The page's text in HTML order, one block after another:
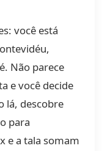
você está
Não parece
e você decide
lá, descobre
para
e a tala somam